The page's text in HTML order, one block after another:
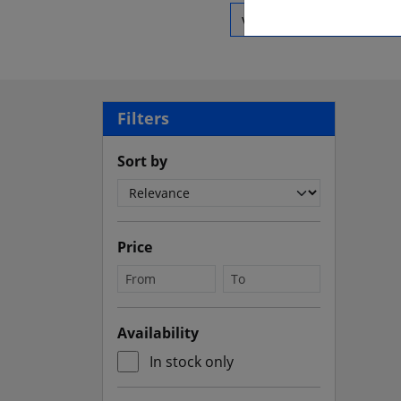
Vyhľadať produkty
Filters
Sort by
Price
Availability
In stock only